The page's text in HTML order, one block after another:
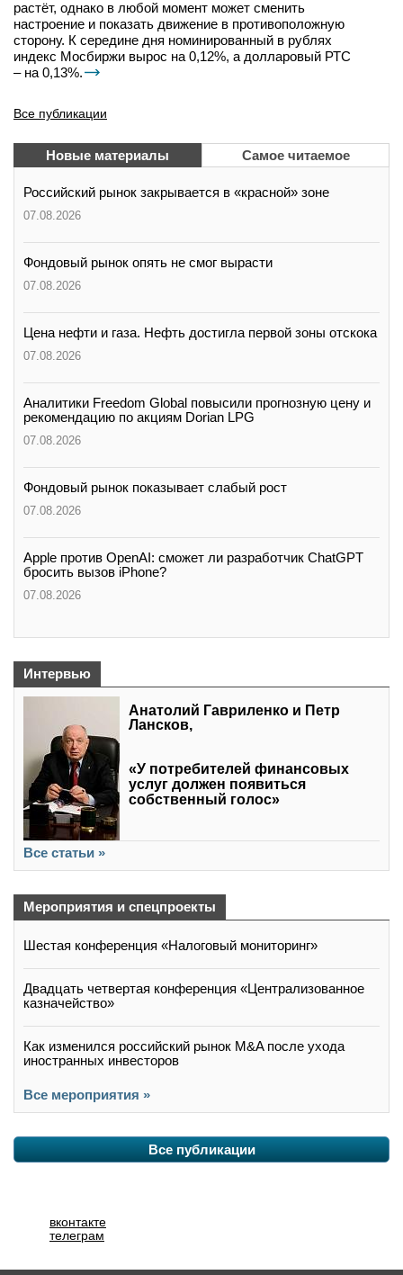
растёт, однако в любой момент может сменить
настроение и показать движение в противоположную
сторону. К середине дня номинированный в рублях
индекс Мосбиржи вырос на 0,12%, а долларовый РТС
– на 0,13%.
Все публикации
Новые материалы Самое читаемое
Российский рынок закрывается в «красной» зоне
07.08.2026
Фондовый рынок опять не смог вырасти
07.08.2026
Цена нефти и газа. Нефть достигла первой зоны отскока
07.08.2026
Аналитики Freedom Global повысили прогнозную цену и
рекомендацию по акциям Dorian LPG
07.08.2026
Фондовый рынок показывает слабый рост
07.08.2026
Apple против OpenAI: сможет ли разработчик ChatGPT
бросить вызов iPhone?
07.08.2026
Интервью
Анатолий Гавриленко и Петр
Лансков,
«У потребителей финансовых
услуг должен появиться
собственный голос»
Все статьи »
Мероприятия и спецпроекты
Шестая конференция «Налоговый мониторинг»
Двадцать четвертая конференция «Централизованное
казначейство»
Как изменился российский рынок M&A после ухода
иностранных инвесторов
Все мероприятия »
Все публикации
вконтакте
телеграм